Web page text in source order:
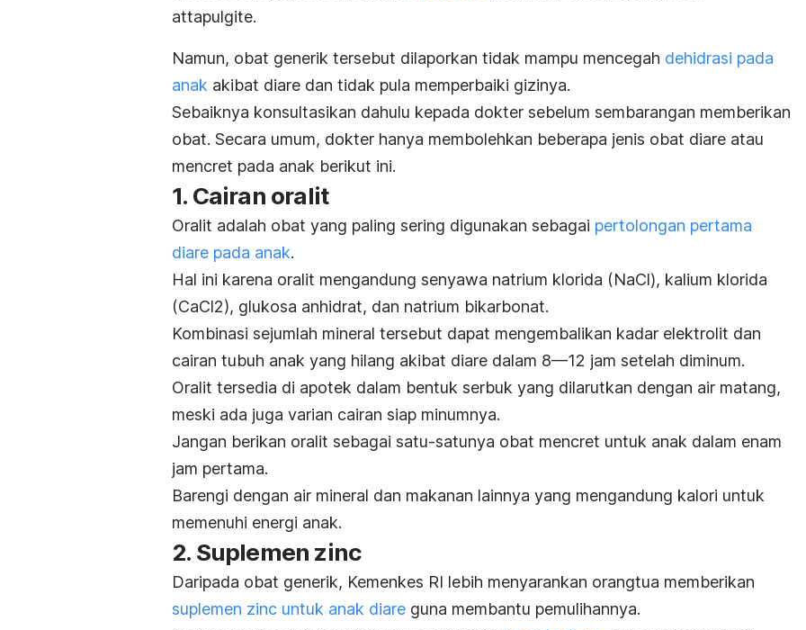
attapulgite.
Namun, obat generik tersebut dilaporkan tidak mampu mencegah dehidrasi pada
anak akibat diare dan tidak pula memperbaiki gizinya.
Sebaiknya konsultasikan dahulu kepada dokter sebelum sembarangan memberikan
obat. Secara umum, dokter hanya membolehkan beberapa jenis obat diare atau
mencret pada anak berikut ini.
1. Cairan oralit
Oralit adalah obat yang paling sering digunakan sebagai pertolongan pertama
diare pada anak.
Hal ini karena oralit mengandung senyawa natrium klorida (NaCl), kalium klorida
(CaCl2), glukosa anhidrat, dan natrium bikarbonat.
Kombinasi sejumlah mineral tersebut dapat mengembalikan kadar elektrolit dan
cairan tubuh anak yang hilang akibat diare dalam 8—12 jam setelah diminum.
Oralit tersedia di apotek dalam bentuk serbuk yang dilarutkan dengan air matang,
meski ada juga varian cairan siap minumnya.
Jangan berikan oralit sebagai satu-satunya obat mencret untuk anak dalam enam
jam pertama.
Barengi dengan air mineral dan makanan lainnya yang mengandung kalori untuk
memenuhi energi anak.
2. Suplemen zinc
Daripada obat generik, Kemenkes RI lebih menyarankan orangtua memberikan
suplemen zinc untuk anak diare guna membantu pemulihannya.